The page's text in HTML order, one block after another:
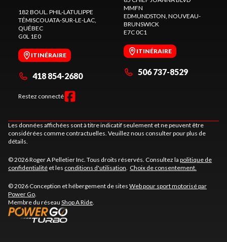
182 BOUL. PHIL-LATULIPPE
TÉMISCOUATA-SUR-LE-LAC
QUÉBEC
G0L 1E0
ITINÉRAIRE
418 854-2680
Restez connecté
MMFN
EDMUNDSTON , NOUVEAU-
BRUNSWICK
E7C 0C1
ITINÉRAIRE
506 737-8529
Les données affichées sont à titre indicatif seulement et ne peuvent être
considérées comme contractuelles. Veuillez nous consulter pour plus de
détails.
© 2026 Roger A Pelletier Inc. Tous droits réservés. Consultez la politique de
confidentialité et les conditions d'utilisation Choix de consentement.
© 2026 Conception et hébergement de sites Web pour sport motorisé par
Power Go
Membre du réseau Shop A Ride